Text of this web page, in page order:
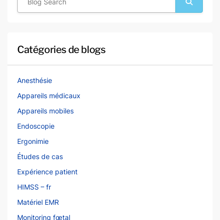
Catégories de blogs
Anesthésie
Appareils médicaux
Appareils mobiles
Endoscopie
Ergonimie
Études de cas
Expérience patient
HIMSS – fr
Matériel EMR
Monitoring fœtal